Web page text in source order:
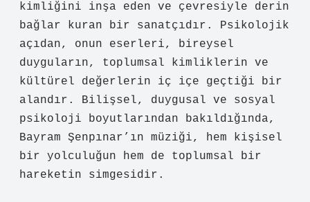
kimliğini inşa eden ve çevresiyle derin
bağlar kuran bir sanatçıdır. Psikolojik
açıdan, onun eserleri, bireysel
duyguların, toplumsal kimliklerin ve
kültürel değerlerin iç içe geçtiği bir
alandır. Bilişsel, duygusal ve sosyal
psikoloji boyutlarından bakıldığında,
Bayram Şenpınar’ın müziği, hem kişisel
bir yolculuğun hem de toplumsal bir
hareketin simgesidir.